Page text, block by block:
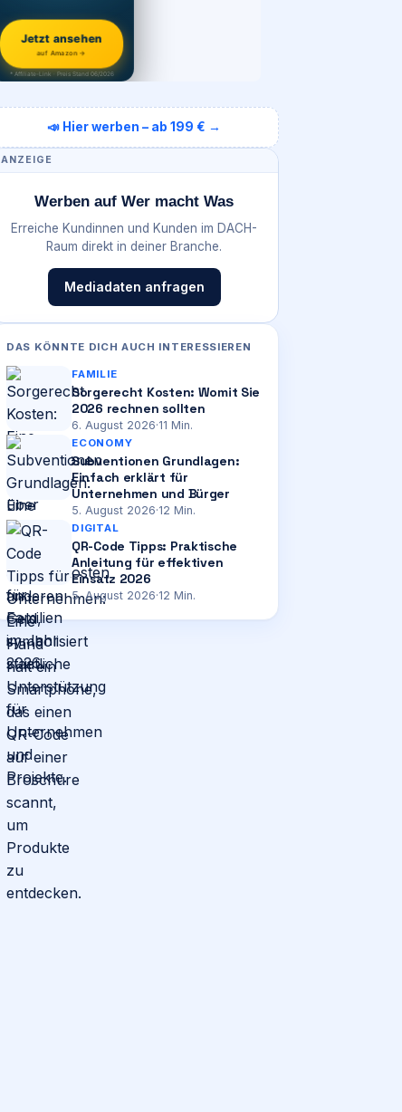
Jetzt ansehen
auf Amazon →
* Affiliate-Link · Preis Stand 06/2026
📣 Hier werben – ab 199 € →
ANZEIGE
Werben auf Wer macht Was
Erreiche Kundinnen und Kunden im DACH-
Raum direkt in deiner Branche.
Mediadaten anfragen
DAS KÖNNTE DICH AUCH INTERESSIEREN
FAMILIE
Sorgerecht Kosten: Womit Sie
2026 rechnen sollten
6. August 2026·11 Min.
ECONOMY
Subventionen Grundlagen:
Einfach erklärt für
Unternehmen und Bürger
5. August 2026·12 Min.
DIGITAL
QR-Code Tipps: Praktische
Anleitung für effektiven
Einsatz 2026
5. August 2026·12 Min.